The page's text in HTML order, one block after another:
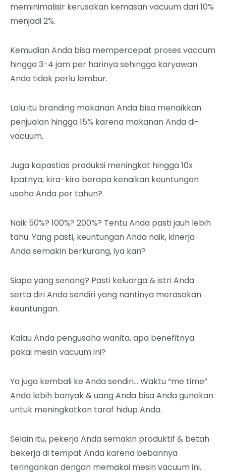
meminimalisir kerusakan kemasan vacuum dari 10%
menjadi 2%.
Kemudian Anda bisa mempercepat proses vaccum
hingga 3-4 jam per harinya sehingga karyawan
Anda tidak perlu lembur.
Lalu itu branding makanan Anda bisa menaikkan
penjualan hingga 15% karena makanan Anda di-
vacuum.
Juga kapastias produksi meningkat hingga 10x
lipatnya, kira-kira berapa kenaikan keuntungan
usaha Anda per tahun?
Naik 50%? 100%? 200%? Tentu Anda pasti jauh lebih
tahu. Yang pasti, keuntungan Anda naik, kinerja
Anda semakin berkurang, iya kan?
Siapa yang senang? Pasti keluarga & istri Anda
serta diri Anda sendiri yang nantinya merasakan
keuntungan.
Kalau Anda pengusaha wanita, apa benefitnya
pakai mesin vacuum ini?
Ya juga kembali ke Anda sendiri… Waktu “me time”
Anda lebih banyak & uang Anda bisa Anda gunakan
untuk meningkatkan taraf hidup Anda.
Selain itu, pekerja Anda semakin produktif & betah
bekerja di tempat Anda karena bebannya
teringankan dengan memakai mesin vacuum ini.